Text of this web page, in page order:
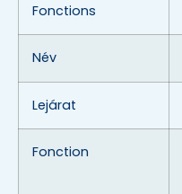
Fonctions
Név
Lejárat
Fonction